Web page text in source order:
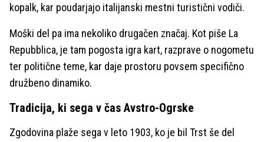
kopalk, kar poudarjajo italijanski mestni turistični vodiči.
Moški del pa ima nekoliko drugačen značaj. Kot piše La
Repubblica, je tam pogosta igra kart, razprave o nogometu
ter politične teme, kar daje prostoru povsem specifično
družbeno dinamiko.
Tradicija, ki sega v čas Avstro-Ogrske
Zgodovina plaže sega v leto 1903, ko je bil Trst še del